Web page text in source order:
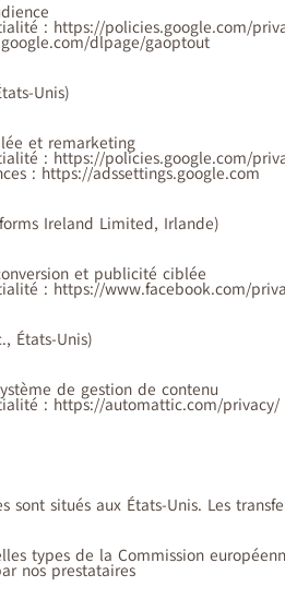
: https://policies.google.com/
dlpage/gaoptout
Unis)
et remarketing
: https://policies.google.com/
: https://adssettings.google.com
Ireland Limited, Irlande)
et publicité ciblée
: https://www.facebook.com/
États-Unis)
de gestion de contenu
: https://automattic.com/privacy/
sont situés aux États-Unis. Les
types de la Commission
nos prestataires